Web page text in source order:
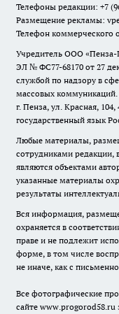
Телефоны редакции: +7
Размещение рекламы:
Телефон коммерческого
Учредитель ООО «Пенза-
ЭЛ № ФС77-68170 от 27
службой по надзору в
массовых коммуникаций.
г. Пенза, ул. Красная,
государственный язык
Любые материалы,
сотрудниками
являются объектами
указанные материалы
результаты
Вся информация,
охраняется в
праве и не подлежит
форме, в том числе
не иначе, как с
Все фотографические
сайте www.progorod58.ru